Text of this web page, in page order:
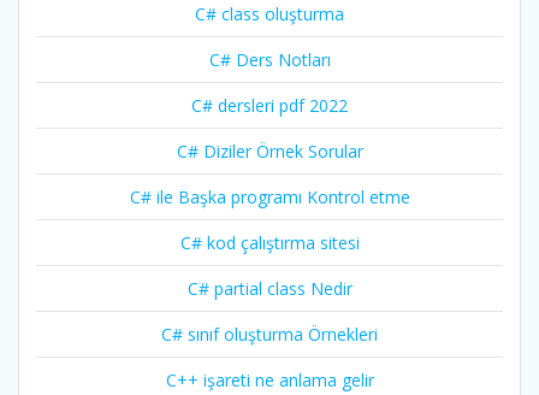
C# class oluşturma
C# Ders Notları
C# dersleri pdf 2022
C# Diziler Örnek Sorular
C# ile Başka programı Kontrol etme
C# kod çalıştırma sitesi
C# partial class Nedir
C# sınıf oluşturma Örnekleri
C++ işareti ne anlama gelir